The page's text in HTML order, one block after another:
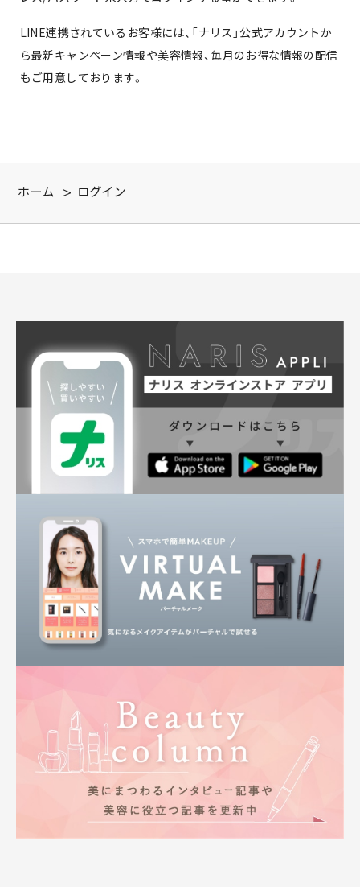
LINE連携されているお客様には、「ナリス」公式アカウントか
ら最新キャンペーン情報や美容情報、毎月のお得な情報の配信
もご用意しております。
ホーム > ログイン